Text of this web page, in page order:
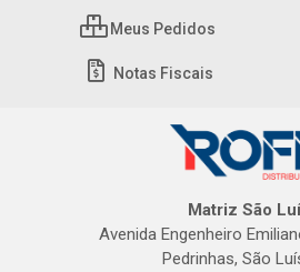
Meus Pedidos
Notas Fiscais
Matriz São
Avenida Engenheiro
Pedrinhas, São